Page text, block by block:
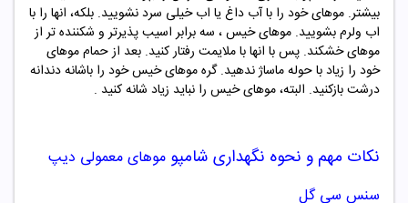
بیشتر. موهای خود را با آب داغ یا اب خیلی سرد نشویید. بلکه، انها را با
اب ولرم بشویید. موهای خیس ، سه برابر اسیب پذیرتر و شکننده تر از
موهای خشکند. پس با انها با ملایمت رفتار کنید. بعد از حمام موهای
خود را زیاد با حوله ماساژ ندهید. گره موهای خیس خود را باشانه دندانه
درشت بازکنید. البته، موهای خیس را نباید زیاد شانه کنید .
نکات مهم و نحوه نگهداری شامپو موهای معمولی دیپ
سنس سی گل